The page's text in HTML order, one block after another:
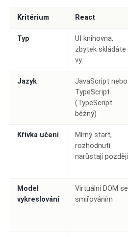
Kritérium React
Typ UI
knihovna,
zbytek skládáte
vy
Jazyk
JavaScript nebo
TypeScript
(TypeScript
běžný)
Křivka učení
Mírný start,
rozhodnutí
narůstají později
Model
vykreslování
Virtuální DOM se
smiřováním